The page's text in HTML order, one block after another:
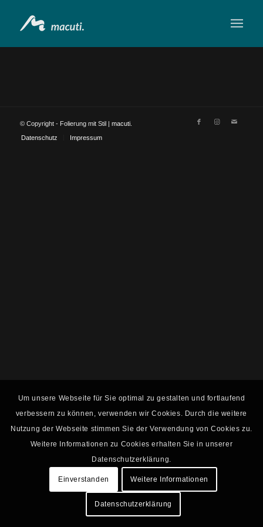
© Copyright - Folierung mit Stil | macuti.
Datenschutz
Impressum
Um unsere Webseite für Sie optimal zu gestalten und fortlaufend
verbessern zu können, verwenden wir Cookies. Durch die weitere
Nutzung der Webseite stimmen Sie der Verwendung von Cookies zu.
Weitere Informationen zu Cookies erhalten Sie in unserer
Datenschutzerklärung.
Einverstanden Weitere Informationen
Datenschutzerklärung